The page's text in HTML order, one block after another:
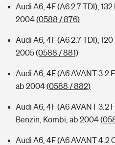
Audi A6, 4F (A6 2.7 TDI),
2004(0588 / 876)
Audi A6, 4F (A6 2.7 TDI),
2005(0588 / 881)
Audi A6, 4F (A6 AVANT 3.2
ab 2004(0588 / 882)
Audi A6, 4F (A6 AVANT 3.2
Benzin, Kombi, ab 2004
Audi A6, 4F (A6 AVANT 4.2